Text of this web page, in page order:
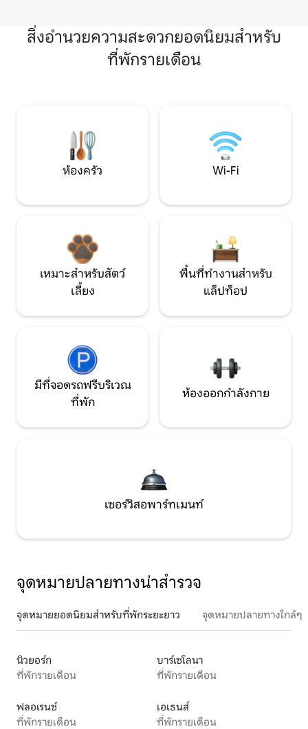
สิ่งอำนวยความสะดวกยอดนิยมสำหรับ
ที่พักรายเดือน
ห้องครัว Wi-Fi
เหมาะสำหรับสัตว์
เลี้ยง
พื้นที่ทำงานสำหรับ
แล็ปท็อป
มีที่จอดรถฟรีบริเวณ
ที่พัก
ห้องออกกำลังกาย
เซอร์วิสอพาร์ทเมนท์
จุดหมายปลายทางน่าสำรวจ
จุดหมายยอดนิยมสำหรับที่พักระยะยาว จุดหมายปลายทางใกล้ๆ
นิวยอร์ก
ที่พักรายเดือน
บาร์เซโลนา
ที่พักรายเดือน
ฟลอเรนซ์
ที่พักรายเดือน
เอเธนส์
ที่พักรายเดือน